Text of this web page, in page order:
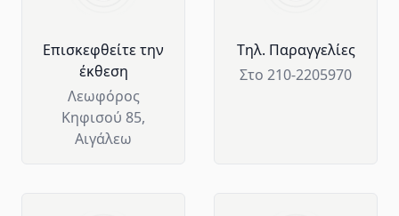
Επισκεφθείτε την
έκθεση
Λεωφόρος
Κηφισού 85,
Αιγάλεω
Tηλ. Παραγγελίες
Στο 210-2205970